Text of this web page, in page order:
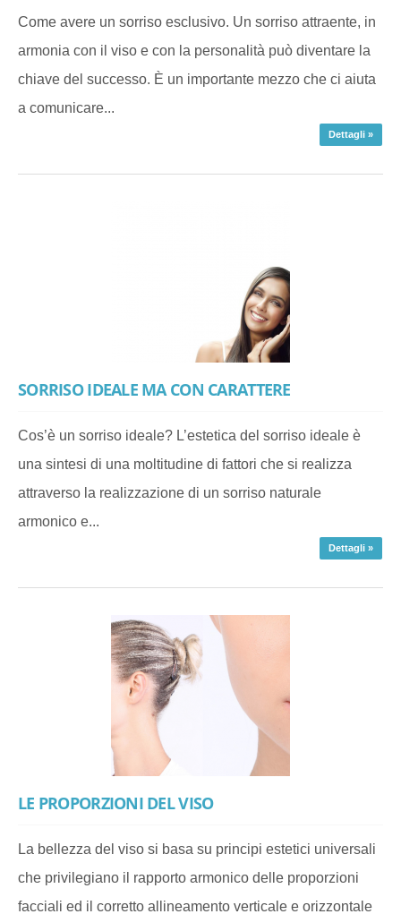
Come avere un sorriso esclusivo. Un sorriso attraente, in
armonia con il viso e con la personalità può diventare la
chiave del successo. È un importante mezzo che ci aiuta
a comunicare...
Dettagli »
SORRISO IDEALE MA CON CARATTERE
Cos’è un sorriso ideale? L’estetica del sorriso ideale è
una sintesi di una moltitudine di fattori che si realizza
attraverso la realizzazione di un sorriso naturale
armonico e...
Dettagli »
LE PROPORZIONI DEL VISO
La bellezza del viso si basa su principi estetici universali
che privilegiano il rapporto armonico delle proporzioni
facciali ed il corretto allineamento verticale e orizzontale